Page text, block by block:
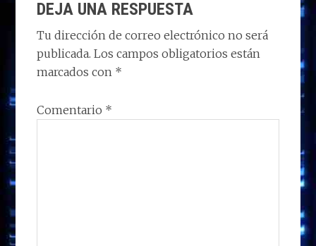
o
n
o
o
k
dI
n
A
p
p
m ti
r
CON
LOS
LECTORES
DEJA UNA RESPUESTA
Tu dirección de correo electrónico no será
publicada. Los campos obligatorios están
marcados con *
Comentario *